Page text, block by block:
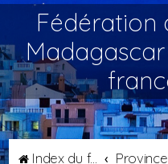
Fédération
Index du forum